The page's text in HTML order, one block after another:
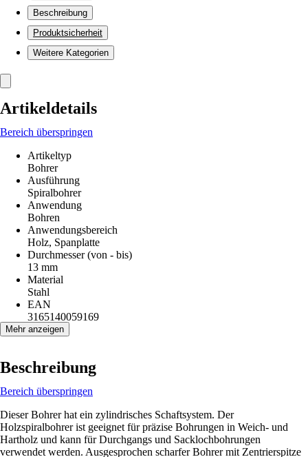
Beschreibung
Produktsicherheit
Weitere Kategorien
Artikeldetails
Bereich überspringen
Artikeltyp
Bohrer
Ausführung
Spiralbohrer
Anwendung
Bohren
Anwendungsbereich
Holz, Spanplatte
Durchmesser (von - bis)
13 mm
Material
Stahl
EAN
3165140059169
Mehr anzeigen
Beschreibung
Bereich überspringen
Dieser Bohrer hat ein zylindrisches Schaftsystem. Der
Holzspiralbohrer ist geeignet für präzise Bohrungen in Weich- und
Hartholz und kann für Durchgangs und Sacklochbohrungen
verwendet werden. Ausgesprochen scharfer Bohrer mit Zentrierspitze